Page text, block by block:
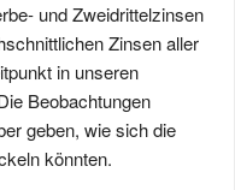
und Zweidrittelzinsen
Zinsen aller
in unseren
Beobachtungen
geben, wie sich die
könnten.